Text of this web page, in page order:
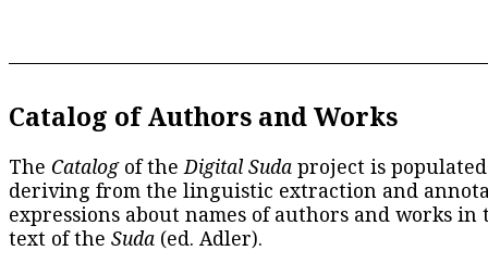
Catalog of Authors and Works
The Catalogof theDigital Suda project is
deriving from the linguistic extraction and
expressions about names of authors and works in
text of the Suda (ed. Adler).